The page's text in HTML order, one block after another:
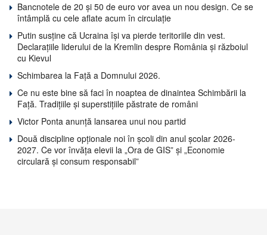
Bancnotele de 20 și 50 de euro vor avea un nou design. Ce se
întâmplă cu cele aflate acum în circulație
Putin susține că Ucraina își va pierde teritoriile din vest.
Declarațiile liderului de la Kremlin despre România și războiul
cu Kievul
Schimbarea la Față a Domnului 2026.
Ce nu este bine să faci în noaptea de dinaintea Schimbării la
Față. Tradițiile și superstițiile păstrate de români
Victor Ponta anunță lansarea unui nou partid
Două discipline opționale noi în școli din anul școlar 2026-
2027. Ce vor învăța elevii la „Ora de GIS” și „Economie
circulară și consum responsabil”